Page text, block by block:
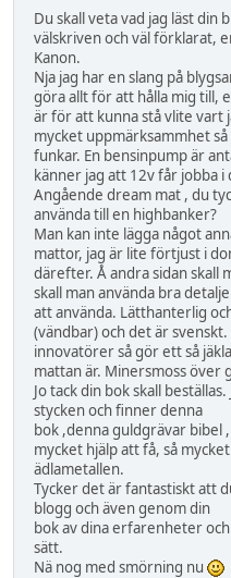
Du skall veta vad jag läst din
välskriven och väl förklarat,
Kanon.
Nja jag har en slang på
göra allt för att hålla mig till,
är för att kunna stå vlite vart
mycket uppmärksammhet
funkar. En bensinpump är
känner jag att 12v får jobba i
Angående dream mat , du
använda till en highbanker?
Man kan inte lägga något
mattor, jag är lite förtjust i
därefter. Å andra sidan skall
skall man använda bra
att använda. Lätthanterlig
(vändbar) och det är
innovatörer så gör ett så
mattan är. Minersmoss över
Jo tack din bok skall
stycken och finner denna
bok ,denna guldgrävar bibel
mycket hjälp att få, så
ädlametallen.
Tycker det är fantastiskt att
blogg och även genom din
bok av dina erfarenheter
sätt.
Nä nog med smörning nu